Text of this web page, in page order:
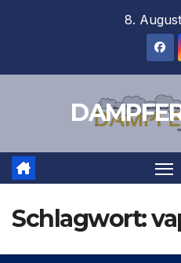
8.
Schlagwort: